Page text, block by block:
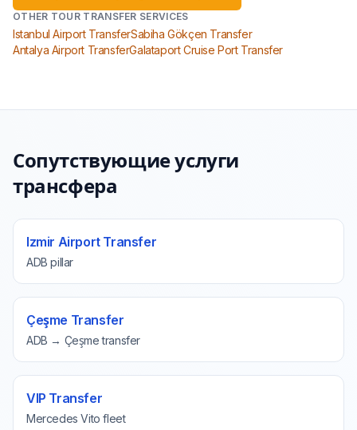
OTHER TOUR TRANSFER SERVICES
Istanbul Airport TransferSabiha Gökçen Transfer
Antalya Airport TransferGalataport Cruise Port Transfer
Сопутствующие услуги
трансфера
Izmir Airport Transfer
ADB pillar
Çeşme Transfer
ADB → Çeşme transfer
VIP Transfer
Mercedes Vito fleet